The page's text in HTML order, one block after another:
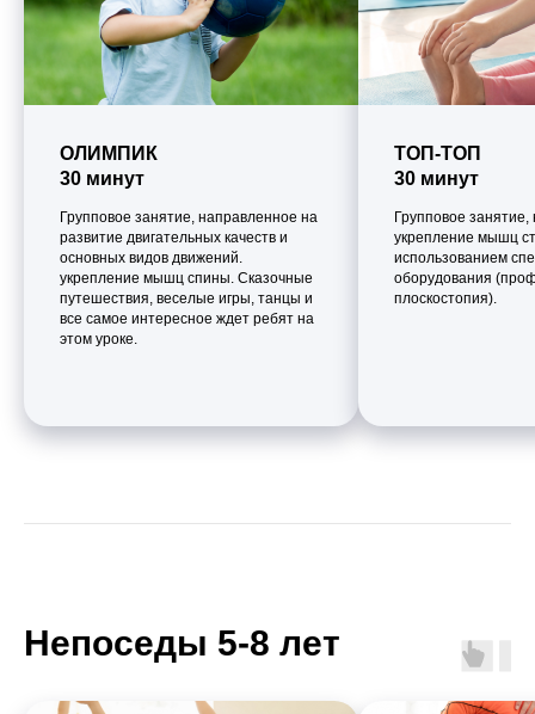
ОЛИМПИК
30 минут
Групповое занятие, направленное на
развитие двигательных качеств и
основных видов движений.
укрепление мышц спины. Сказочные
путешествия, веселые игры, танцы и
все самое интересное ждет ребят на
этом уроке.
ТОП-ТОП
30 минут
Групповое
укрепление мышц
использованием
оборудования
плоскостопия).
Непоседы 5-8 лет